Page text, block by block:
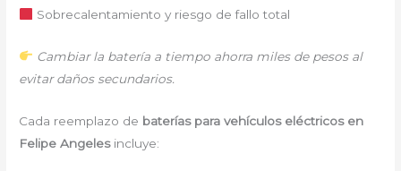
Sobrecalentamiento y riesgo de fallo total
Cambiar la batería a tiempo ahorra miles de pesos al
evitar daños secundarios.
Cada reemplazo de baterías para vehículos eléctricos en
Felipe Angelesincluye: